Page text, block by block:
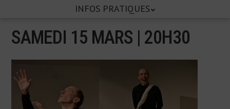
INFOS PRATIQUES
SAMEDI 15 MARS | 20H30